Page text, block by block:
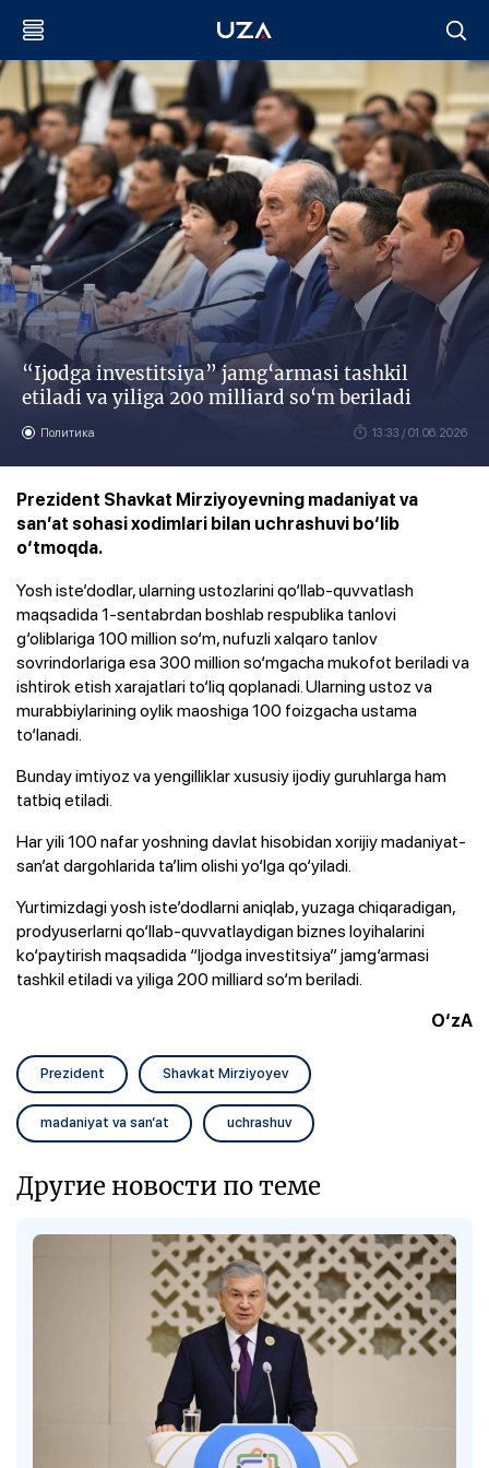
“Ijodga investitsiya” jamg‘armasi tashkil
etiladi va yiliga 200 milliard so‘m beriladi
Политика 13:33 / 01.06.2026
Prezident Shavkat Mirziyoyevning madaniyat va
san’at sohasi xodimlari bilan uchrashuvi bo‘lib
o‘tmoqda.
Yosh iste’dodlar, ularning ustozlarini qo‘llab-quvvatlash
maqsadida 1-sentabrdan boshlab respublika tanlovi
g‘oliblariga 100 million so‘m, nufuzli xalqaro tanlov
sovrindorlariga esa 300 million so‘mgacha mukofot beriladi va
ishtirok etish xarajatlari to‘liq qoplanadi. Ularning ustoz va
murabbiylarining oylik maoshiga 100 foizgacha ustama
to‘lanadi.
Bunday imtiyoz va yengilliklar xususiy ijodiy guruhlarga ham
tatbiq etiladi.
Har yili 100 nafar yoshning davlat hisobidan xorijiy madaniyat-
san’at dargohlarida ta’lim olishi yo‘lga qo‘yiladi.
Yurtimizdagi yosh iste’dodlarni aniqlab, yuzaga chiqaradigan,
prodyuserlarni qo‘llab-quvvatlaydigan biznes loyihalarini
ko‘paytirish maqsadida “Ijodga investitsiya” jamg‘armasi
tashkil etiladi va yiliga 200 milliard so‘m beriladi.
O‘zA
Prezident Shavkat Mirziyoyev
madaniyat va san’at uchrashuv
Другие новости по теме